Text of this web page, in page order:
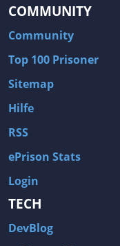
COMMUNITY
Community
Top 100 Prisoner
Sitemap
Hilfe
RSS
ePrison Stats
Login
TECH
DevBlog